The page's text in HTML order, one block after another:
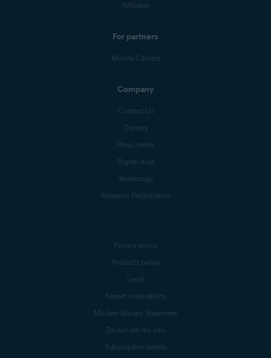
Affiliates
For partners
Mobile Carriers
Company
Contact Us
Careers
Press center
Digital trust
Technology
Research Participation
Privacy policy
Products policy
Legal
Report vulnerability
Modern Slavery Statement
Do not sell my info
Subscription details